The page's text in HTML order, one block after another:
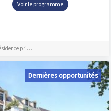
Voir le programme
principale / PTZ, Investissement et Défiscalisation
Dernières opportunités